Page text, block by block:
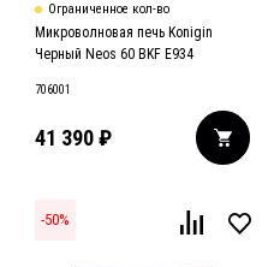
Ограниченное кол-во
Микроволновая печь Konigin
Черный Neos 60 BKF E934
706001
41 390₽
-50%